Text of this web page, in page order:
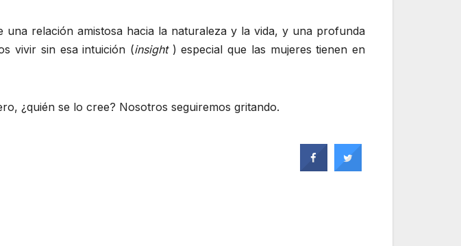
una relación amistosa hacia la naturaleza y la vida, y una profunda
vivir sin esa intuición (insight) especial que las mujeres tienen en
¿quién se lo cree? Nosotros seguiremos gritando.